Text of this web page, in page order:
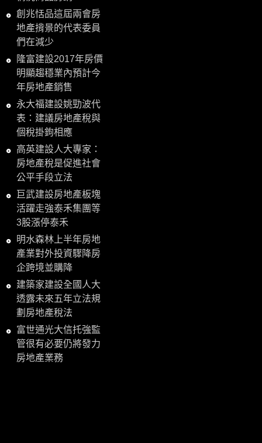
創兆恬品這屆兩會房
地產揹景的代表委員
們在減少
隆富建設2017年房價
明顯趨穩業內預計今
年房地產銷售
永大福建設姚勁波代
表：建議房地產稅與
個稅掛鉤相應
高英建設人大專家：
房地產稅是促進社會
公平手段立法
巨武建設房地產板塊
活躍走強泰禾集團等
3股漲停泰禾
明水森林上半年房地
產業對外投資驟降房
企跨境並購降
建築家建設全國人大
透露未來五年立法規
劃房地產稅法
富世通光大信托強監
管很有必要仍將發力
房地產業務